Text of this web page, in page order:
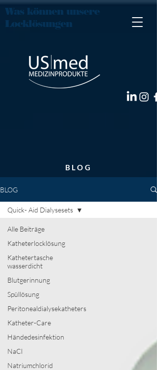
Was können unsere
Locklösungen
BLOG
BLOG
Alle Beiträge
Katheterlocklösung
Kathetertasche
wasserdicht
Blutgerinnung
Spüllösung
Peritonealdialysekatheters
Katheter-Care
Händedesinfektion
NaCl
Natriumchlorid
Quick- Aid Dialysesets